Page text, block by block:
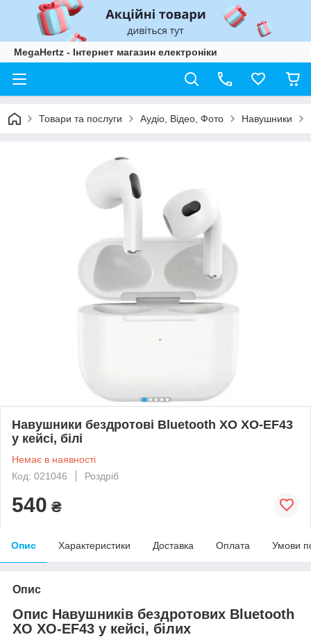
MegaHertz - Інтернет магазин електроніки
Товари та послуги Аудіо, Відео, Фото Навушники
Навушники бездротові Bluetooth XO XO-EF43
у кейсі, білі
Немає в наявності
Код: 021046
Роздріб
540 ₴
Опис Характеристики Доставка Оплата Умови
Опис
Опис Навушників бездротових Bluetooth
XO XO-EF43 у кейсі, білих